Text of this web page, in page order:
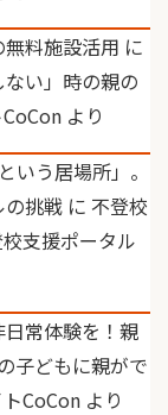
料施設活用 に
い」時の親の
より
いう居場所」。
の挑戦 に 不登校
支援ポータル
常体験を！親
子どもに親がで
CoCon より